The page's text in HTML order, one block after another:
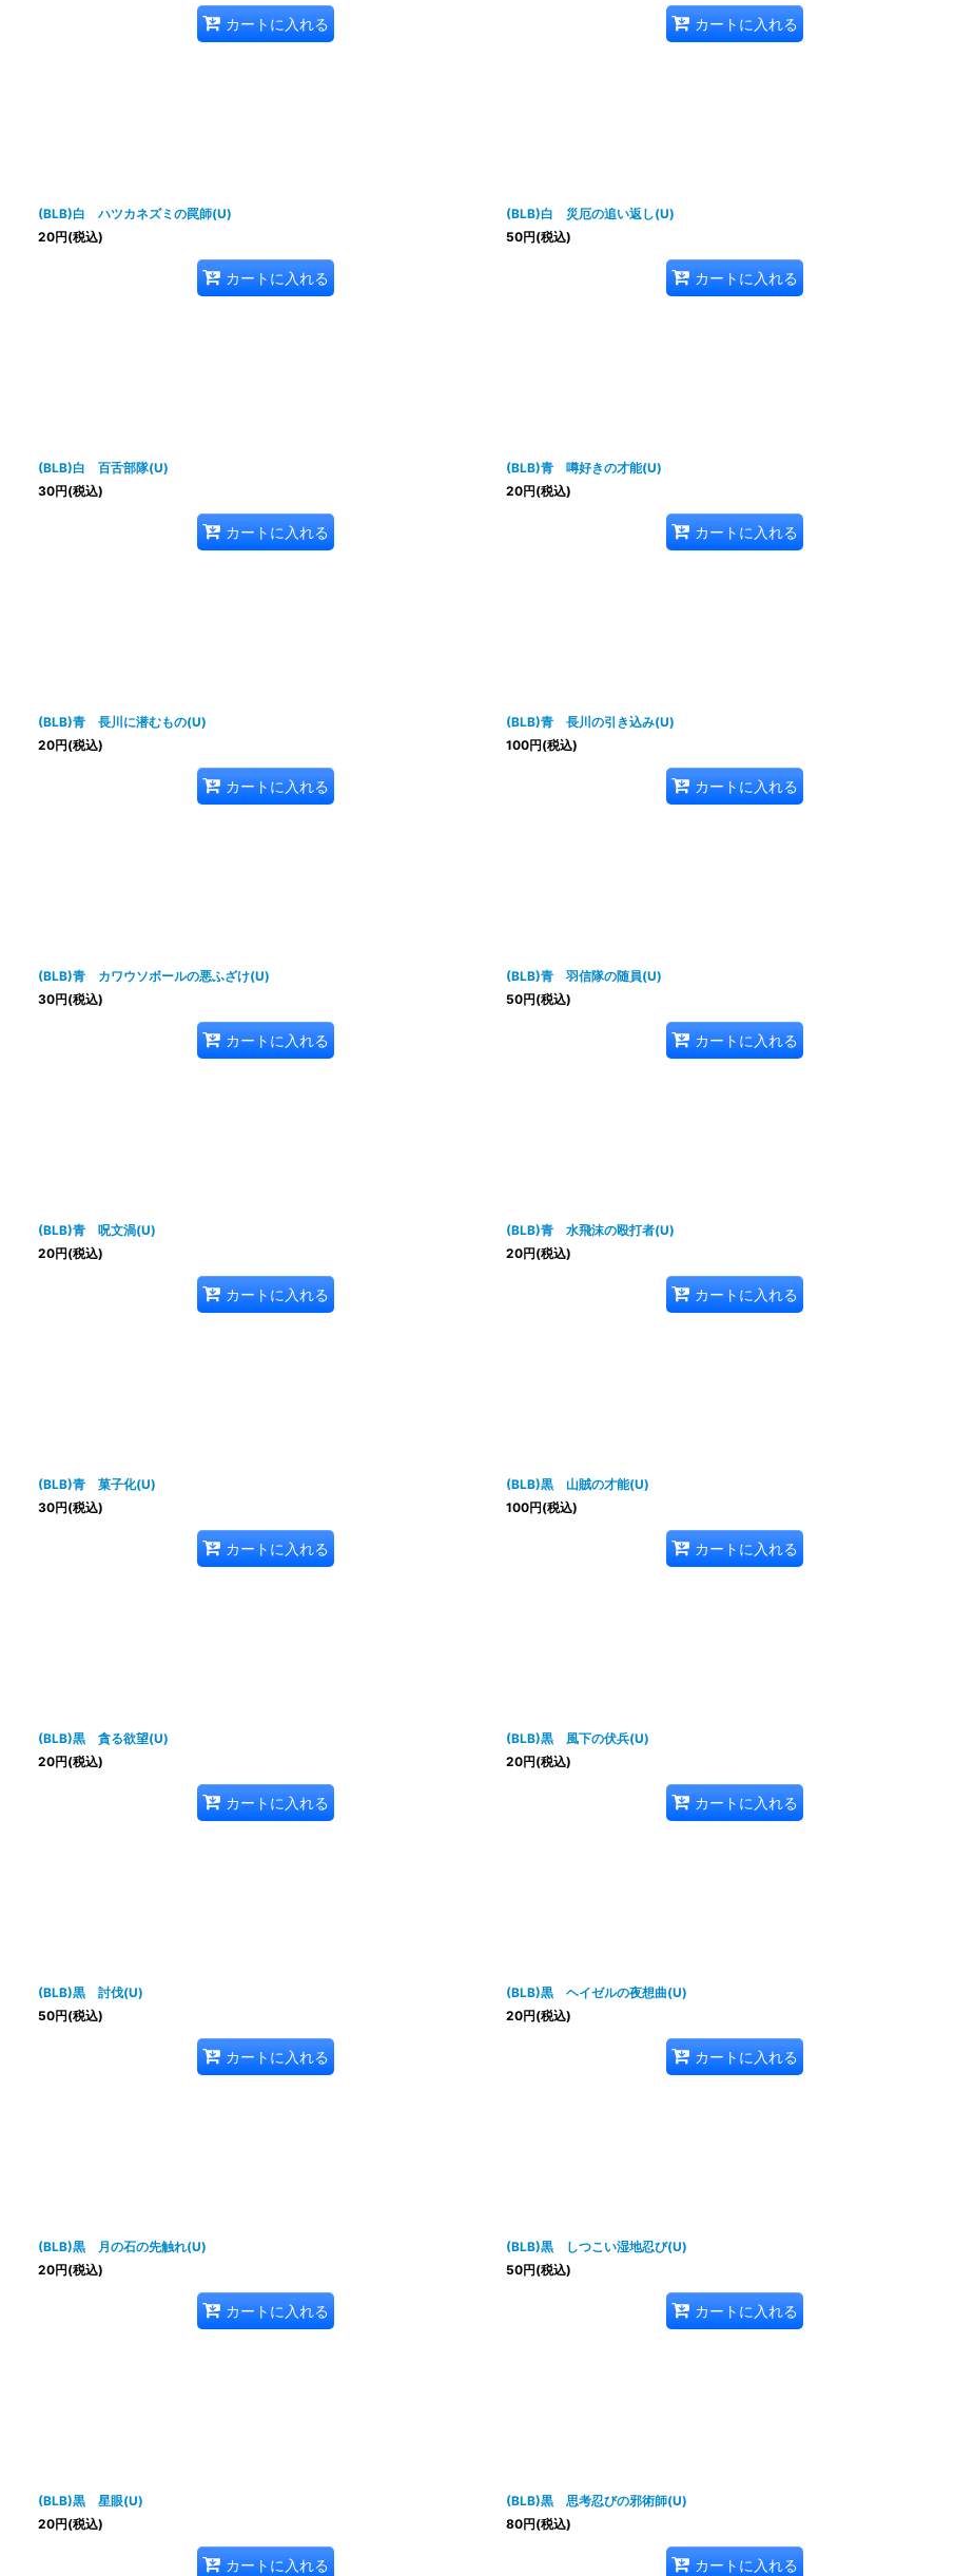
カートに入れる カートに入れる
(BLB)白 ハツカネズミの罠師(U)
20円(税込)
カートに入れる
(BLB)白 災厄の追い返し(U)
50円(税込)
カートに入れる
(BLB)白 百舌部隊(U)
30円(税込)
カートに入れる
(BLB)青 噂好きの才能(U)
20円(税込)
カートに入れる
(BLB)青 長川に潜むもの(U)
20円(税込)
カートに入れる
(BLB)青 長川の引き込み(U)
100円(税込)
カートに入れる
(BLB)青 カワウソボールの悪ふざけ(U)
30円(税込)
カートに入れる
(BLB)青 羽信隊の随員(U)
50円(税込)
カートに入れる
(BLB)青 呪文渦(U)
20円(税込)
カートに入れる
(BLB)青 水飛沫の殴打者(U)
20円(税込)
カートに入れる
(BLB)青 菓子化(U)
30円(税込)
カートに入れる
(BLB)黒 山賊の才能(U)
100円(税込)
カートに入れる
(BLB)黒 貪る欲望(U)
20円(税込)
カートに入れる
(BLB)黒 風下の伏兵(U)
20円(税込)
カートに入れる
(BLB)黒 討伐(U)
50円(税込)
カートに入れる
(BLB)黒 ヘイゼルの夜想曲(U)
20円(税込)
カートに入れる
(BLB)黒 月の石の先触れ(U)
20円(税込)
カートに入れる
(BLB)黒 しつこい湿地忍び(U)
50円(税込)
カートに入れる
(BLB)黒 星眼(U)
20円(税込)
カートに入れる
(BLB)黒 思考忍びの邪術師(U)
80円(税込)
カートに入れる